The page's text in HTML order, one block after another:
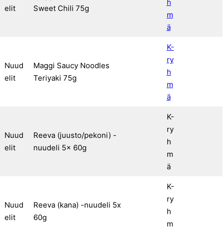
elit
Sweet Chili 75g
h
m
ä
Nuud
elit
Maggi Saucy Noodles
Teriyaki 75g
K-
ry
h
m
ä
Nuud
elit
Reeva (juusto/pekoni) -
nuudeli 5x 60g
K-
ry
h
m
ä
Nuud
elit
Reeva (kana) -nuudeli 5x
60g
K-
ry
h
m